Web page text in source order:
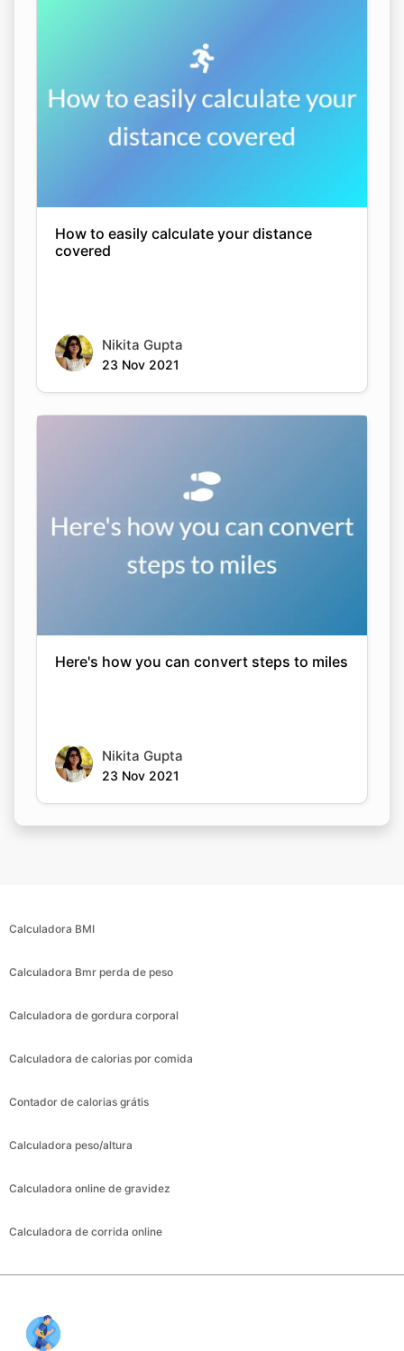
How to easily calculate your distance
covered
Nikita Gupta
23 Nov 2021
Here's how you can convert steps to miles
Nikita Gupta
23 Nov 2021
Calculadora BMI
Calculadora Bmr perda de peso
Calculadora de gordura corporal
Calculadora de calorias por comida
Contador de calorias grátis
Calculadora peso/altura
Calculadora online de gravidez
Calculadora de corrida online